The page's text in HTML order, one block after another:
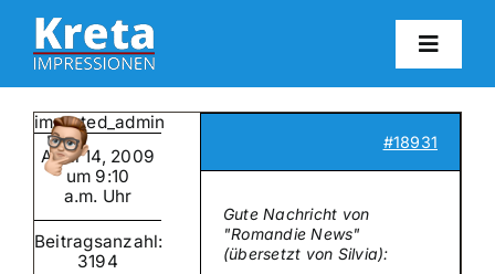
Zum
Inhalt
springen
imported_admin
April 14, 2009
um 9:10
a.m. Uhr
Beitragsanzahl:
3194
#18931
Gute Nachricht von
"Romandie News"
(übersetzt von Silvia):